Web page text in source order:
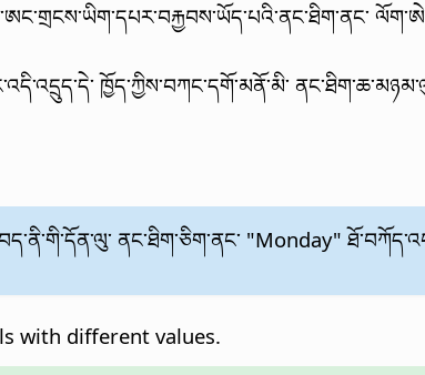
ཁྱོད་ཀྱིས་བཀང་དགོ་མནོ་མི་
ནང་ཐིག་ཅིག་ནང་ "Monday"
with different values.